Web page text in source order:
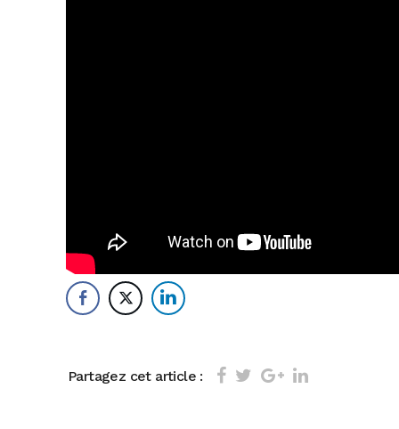
Partagez cet article :